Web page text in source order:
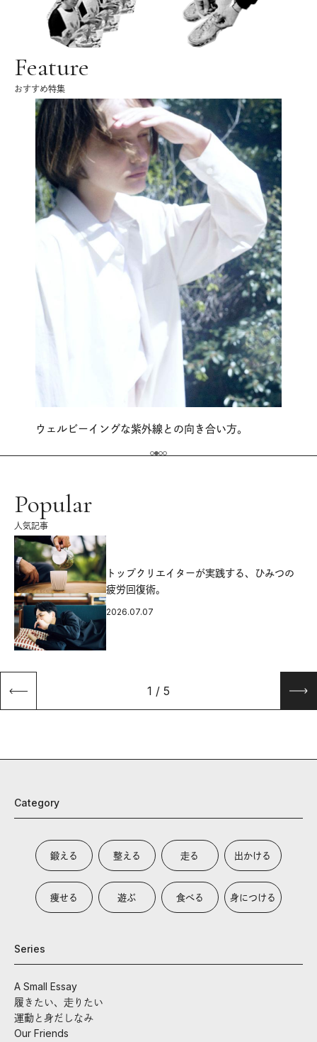
Feature
おすすめ特集
ウェルビーイングな紫外線との向き合い方。
Popular
人気記事
トップクリエイターが実践する、ひみつの
疲労回復術。
2026.07.07
1 / 5
Category
鍛える 整える 走る 出かける
痩せる 遊ぶ 食べる 身につける
Series
A Small Essay
履きたい、走りたい
運動と身だしなみ
Our Friends